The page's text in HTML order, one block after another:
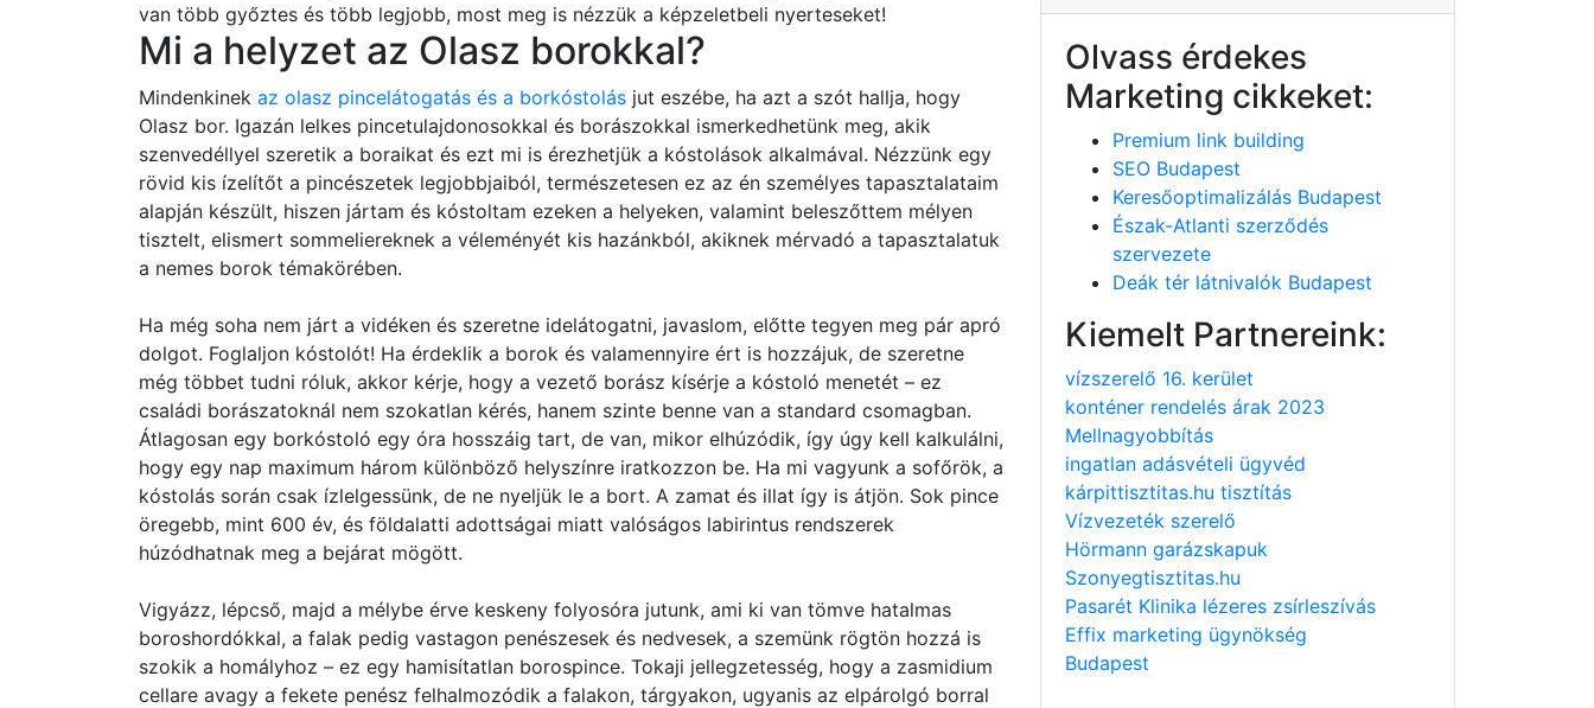
van több győztes és több legjobb, most meg is nézzük a képzeletbeli nyerteseket!
Mi a helyzet az Olasz borokkal?
Mindenkinek az olasz pincelátogatás és a borkóstolás jut eszébe, ha azt a szót hallja, hogy
Olasz bor. Igazán lelkes pincetulajdonosokkal és borászokkal ismerkedhetünk meg, akik
szenvedéllyel szeretik a boraikat és ezt mi is érezhetjük a kóstolások alkalmával. Nézzünk egy
rövid kis ízelítőt a pincészetek legjobbjaiból, természetesen ez az én személyes tapasztalataim
alapján készült, hiszen jártam és kóstoltam ezeken a helyeken, valamint beleszőttem mélyen
tisztelt, elismert sommeliereknek a véleményét kis hazánkból, akiknek mérvadó a tapasztalatuk
a nemes borok témakörében.
Ha még soha nem járt a vidéken és szeretne idelátogatni, javaslom, előtte tegyen meg pár apró
dolgot. Foglaljon kóstolót! Ha érdeklik a borok és valamennyire ért is hozzájuk, de szeretne
még többet tudni róluk, akkor kérje, hogy a vezető borász kísérje a kóstoló menetét – ez
családi borászatoknál nem szokatlan kérés, hanem szinte benne van a standard csomagban.
Átlagosan egy borkóstoló egy óra hosszáig tart, de van, mikor elhúzódik, így úgy kell kalkulálni,
hogy egy nap maximum három különböző helyszínre iratkozzon be. Ha mi vagyunk a sofőrök, a
kóstolás során csak ízlelgessünk, de ne nyeljük le a bort. A zamat és illat így is átjön. Sok pince
öregebb, mint 600 év, és földalatti adottságai miatt valóságos labirintus rendszerek
húzódhatnak meg a bejárat mögött.
Vigyázz, lépcső, majd a mélybe érve keskeny folyosóra jutunk, ami ki van tömve hatalmas
boroshordókkal, a falak pedig vastagon penészesek és nedvesek, a szemünk rögtön hozzá is
szokik a homályhoz – ez egy hamisítatlan borospince. Tokaji jellegzetesség, hogy a zasmidium
cellare avagy a fekete penész felhalmozódik a falakon, tárgyakon, ugyanis az elpárolgó borral
Olvass érdekes
Marketing cikkeket:
Premium link building
SEO Budapest
Keresőoptimalizálás Budapest
Észak-Atlanti szerződés
szervezete
Deák tér látnivalók Budapest
Kiemelt Partnereink:
vízszerelő 16. kerület
konténer rendelés árak 2023
Mellnagyobbítás
ingatlan adásvételi ügyvéd
kárpittisztitas.hu tisztítás
Vízvezeték szerelő
Hörmann garázskapuk
Szonyegtisztitas.hu
Pasarét Klinika lézeres zsírleszívás
Effix marketing ügynökség
Budapest